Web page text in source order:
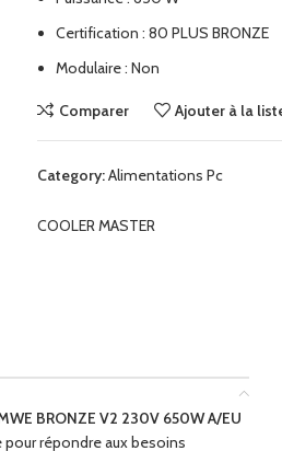
Certification : 80 PLUS BRONZE
Modulaire : Non
Comparer Ajouter à la
Category:Alimentations Pc
COOLER MASTER
BRONZE V2 230V 650W A/EU
pour répondre aux besoins